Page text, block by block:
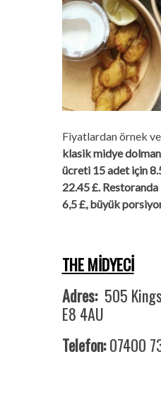
Fiyatlardan örnek
klasik midye
ücreti 15 adet için
22.45 £.
6,5 £, büyük
THE MİDYECİ
Adres: 505
E8 4AU
Telefon: 07400